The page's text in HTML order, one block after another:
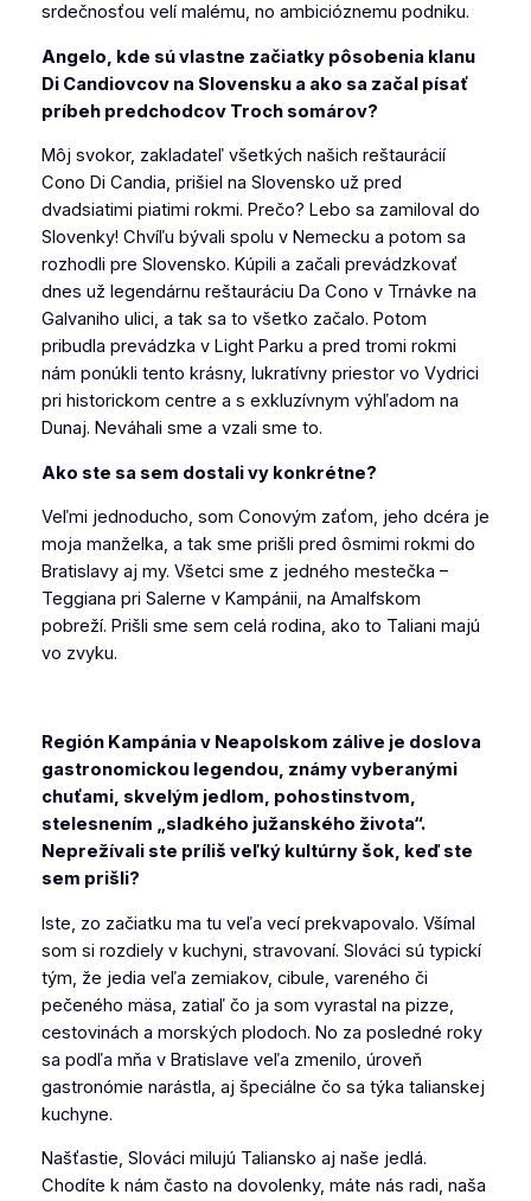
srdečnosťou velí malému, no ambicióznemu podniku.
Angelo, kde sú vlastne začiatky pôsobenia klanu
Di Candiovcov na Slovensku a ako sa začal písať
príbeh predchodcov Troch somárov?
Môj svokor, zakladateľ všetkých našich reštaurácií
Cono Di Candia, prišiel na Slovensko už pred
dvadsiatimi piatimi rokmi. Prečo? Lebo sa zamiloval do
Slovenky! Chvíľu bývali spolu v Nemecku a potom sa
rozhodli pre Slovensko. Kúpili a začali prevádzkovať
dnes už legendárnu reštauráciu Da Cono v Trnávke na
Galvaniho ulici, a tak sa to všetko začalo. Potom
pribudla prevádzka v Light Parku a pred tromi rokmi
nám ponúkli tento krásny, lukratívny priestor vo Vydrici
pri historickom centre a s exkluzívnym výhľadom na
Dunaj. Neváhali sme a vzali sme to.
Ako ste sa sem dostali vy konkrétne?
Veľmi jednoducho, som Conovým zaťom, jeho dcéra je
moja manželka, a tak sme prišli pred ôsmimi rokmi do
Bratislavy aj my. Všetci sme z jedného mestečka –
Teggiana pri Salerne v Kampánii, na Amalfskom
pobreží. Prišli sme sem celá rodina, ako to Taliani majú
vo zvyku.
Región Kampánia v Neapolskom zálive je doslova
gastronomickou legendou, známy vyberanými
chuťami, skvelým jedlom, pohostinstvom,
stelesnením „sladkého južanského života“.
Neprežívali ste príliš veľký kultúrny šok, keď ste
sem prišli?
Iste, zo začiatku ma tu veľa vecí prekvapovalo. Všímal
som si rozdiely v kuchyni, stravovaní. Slováci sú typickí
tým, že jedia veľa zemiakov, cibule, vareného či
pečeného mäsa, zatiaľ čo ja som vyrastal na pizze,
cestovinách a morských plodoch. No za posledné roky
sa podľa mňa v Bratislave veľa zmenilo, úroveň
gastronómie narástla, aj špeciálne čo sa týka talianskej
kuchyne.
Našťastie, Slováci milujú Taliansko aj naše jedlá.
Chodíte k nám často na dovolenky, máte nás radi, naša